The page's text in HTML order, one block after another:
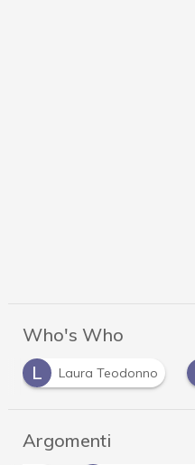
Who's Who
L
Laura Teodonno
Argomenti